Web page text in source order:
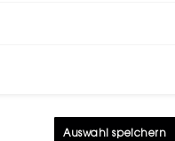
Auswahl speichern